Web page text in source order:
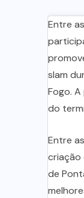
Entre
slam
Fogo.
do
Entre
criação
de